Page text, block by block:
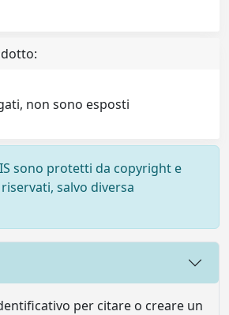
non sono esposti
sono protetti da copyright e
salvo diversa
per citare o creare un